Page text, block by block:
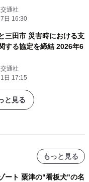
通社
日 16:30
三田市 災害時における支
する協定を締結 2026年6
通社
日 17:15
と見る
もっと見る
ート 粟津の"看板犬"の名